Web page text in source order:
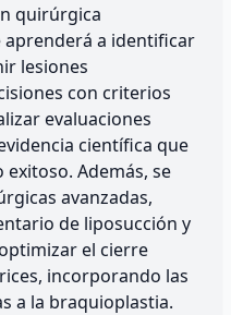
quirúrgica
aprenderá a identificar
lesiones
con criterios
evaluaciones
científica que
Además, se
avanzadas,
de liposucción y
el cierre
incorporando las
a la braquioplastia.